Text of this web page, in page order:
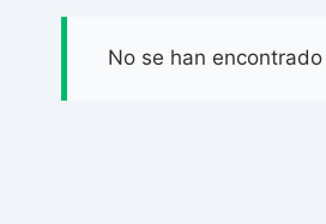
No se han